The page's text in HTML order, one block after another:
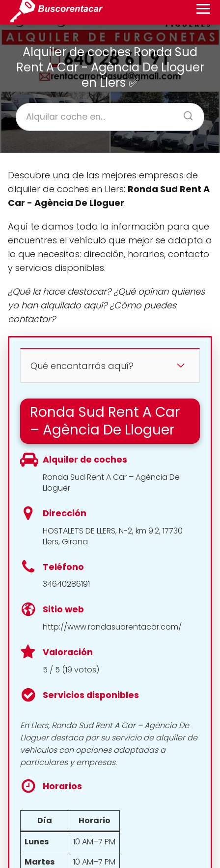
Alquiler de coches Ronda Sud
Rent A Car - Agència De Lloguer
en Llers ✅
Descubre una de las mejores empresas de
alquiler de coches en Llers: Ronda Sud Rent A
Car - Agència De Lloguer.
Aquí te damos toda la información para que
encuentres el vehículo que mejor se adapta a
lo que necesitas: dirección, horarios, contacto
y servicios disponibles.
¿Qué la hace destacar? ¿Qué opinan quienes
ya han alquilado aquí? ¿Cómo puedes
contactar?
Qué encontarrás aquí?
Ronda Sud Rent A Car
– Agència De Lloguer
Alquiler de coches
Ronda Sud Rent A Car – Agència De
Lloguer
Dirección
HOSTALETS DE LLERS, N-2, km 9.2, 17730
Llers, Girona
Teléfono
34640286191
Sitio web
http://www.rondasudrentacar.com/
Valoración
5 / 5 (19 votos)
Servicios disponibles
En Llers, Ronda Sud Rent A Car – Agència De
Lloguer destaca por su servicio de alquiler de
vehículos con opciones adaptadas a
particulares y empresas.
Horarios
Día
Horario
Lunes
10 AM–7 PM
Martes
10 AM–7 PM